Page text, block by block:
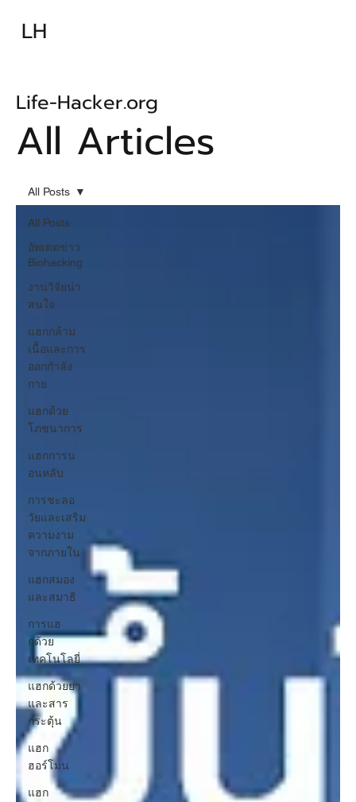
LH
All Articles
Life-Hacker.org
All Posts
อัพเดตข่าว
Biohacking
งานวิจัยน่า
สนใจ
แฮกกล้าม
เนื้อและการ
ออกกำลัง
กาย
แฮกด้วย
โภชนาการ
แฮกการน
อนหลับ
การชะลอ
วัยและเสริม
ความงาม
จากภายใน
แฮกสมอง
และสมาธิ
การแฮ
กด้วย
เทคโนโลยี่
แฮกด้วยยา
และสาร
กระตุ้น
แฮก
ฮอร์โมน
แฮก
All Posts